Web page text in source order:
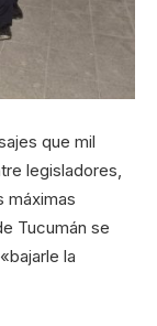
que mil
legisladores,
máximas
Tucumán se
la